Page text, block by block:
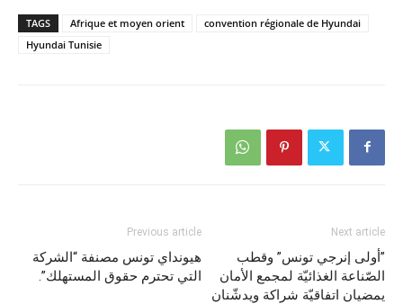
TAGS Afrique et moyen orient
convention régionale de Hyundai
Hyundai Tunisie
Previous article
هيونداي تونس مصنفة “الشركة
التي تحترم حقوق المستهلك”.
Next article
”أولى إنرجي تونس” وقطب
الصّناعة الغذائيّة لمجمع الأمان
يمضيان اتفاقيّة شراكة ويدشّنان